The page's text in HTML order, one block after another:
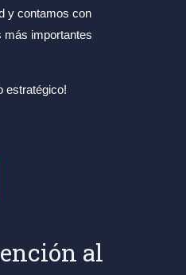
y contamos con
más importantes
estratégico!
al